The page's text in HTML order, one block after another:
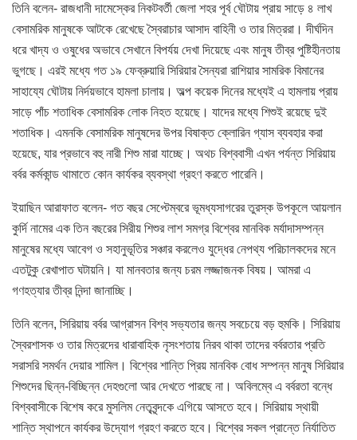
তিনি বলেন- রাজধানী দামেস্কের নিকটবর্তী জেলা শহর পূর্ব ঘৌটায় প্রায় সাড়ে ৪ লাখ
বেসামরিক মানুষকে আটকে রেখেছে স্বৈরাচার আসাদ বাহিনী ও তার মিত্ররা। দীর্ঘদিন
ধরে খাদ্য ও ওষুধের অভাবে সেখানে বিপর্যয় দেখা দিয়েছে এবং মানুষ তীব্র পুষ্টিহীনতায়
ভুগছে। এরই মধ্যে গত ১৯ ফেব্রুয়ারি সিরিয়ার সৈন্যরা রাশিয়ার সামরিক বিমানের
সাহায্যে ঘৌটায় নির্দয়ভাবে হামলা চালায়। অল্প কয়েক দিনের মধ্যেই এ হামলায় প্রায়
সাড়ে পাঁচ শতাধিক বেসামরিক লোক নিহত হয়েছে। যাদের মধ্যে শিশুই রয়েছে দুই
শতাধিক। এমনকি বেসামরিক মানুষদের উপর বিষাক্ত ক্লোরিন গ্যাস ব্যবহার করা
হয়েছে, যার প্রভাবে বহু নারী শিশু মারা যাচ্ছে। অথচ বিশ্ববাসী এখন পর্যন্ত সিরিয়ায়
বর্বর কর্মকান্ড থামাতে কোন কার্যকর ব্যবস্থা গ্রহণ করতে পারেনি।
ইয়াছিন আরাফাত বলেন- গত বছর সেপ্টেম্বরে ভূমধ্যসাগরের তুরস্ক উপকূলে আয়লান
কুর্দি নামের এক তিন বছরের সিরীয় শিশুর লাশ সমগ্র বিশ্বের মানবিক মর্যাদাসম্পন্ন
মানুষের মধ্যে আবেগ ও সহানুভূতির সঞ্চার করলেও যুদ্ধের নেপথ্য পরিচালকদের মনে
এতটুকু রেখাপাত ঘটায়নি। যা মানবতার জন্য চরম লজ্জাজনক বিষয়। আমরা এ
গণহত্যার তীব্র নিন্দা জানাচ্ছি।
তিনি বলেন, সিরিয়ায় বর্বর আগ্রাসন বিশ্ব সভ্যতার জন্য সবচেয়ে বড় হুমকি। সিরিয়ায়
স্বৈরশাসক ও তার মিত্রদের ধারাবাহিক নৃসংশতায় নিরব থাকা তাদের বর্বরতার প্রতি
সরাসরি সমর্থন দেয়ার শামিল। বিশ্বের শান্তি প্রিয় মানবিক বোধ সম্পন্ন মানুষ সিরিয়ার
শিশুদের ছিন্ন-বিচ্ছিন্ন দেহগুলো আর দেখতে পারছে না। অবিলম্বে এ বর্বরতা বন্ধে
বিশ্ববাসীকে বিশেষ করে মুসলিম নেতৃবৃন্দকে এগিয়ে আসতে হবে। সিরিয়ায় স্থায়ী
শান্তি স্থাপনে কার্যকর উদ্যোগ গ্রহণ করতে হবে। বিশ্বের সকল প্রান্তে নির্যাতিত